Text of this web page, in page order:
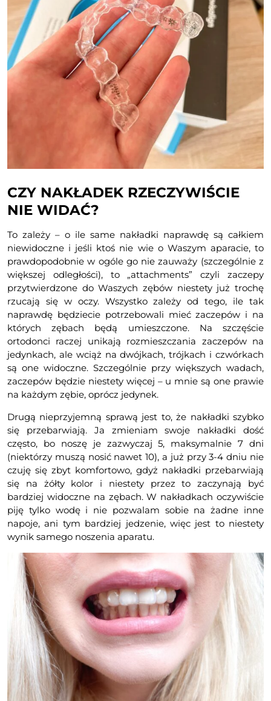
CZY NAKŁADEK RZECZYWIŚCIE
NIE WIDAĆ?
To zależy – o ile same nakładki naprawdę są całkiem
niewidoczne i jeśli ktoś nie wie o Waszym aparacie, to
prawdopodobnie w ogóle go nie zauważy (szczególnie z
większej odległości), to „attachments” czyli zaczepy
przytwierdzone do Waszych zębów niestety już trochę
rzucają się w oczy. Wszystko zależy od tego, ile tak
naprawdę będziecie potrzebowali mieć zaczepów i na
których zębach będą umieszczone. Na szczęście
ortodonci raczej unikają rozmieszczania zaczepów na
jedynkach, ale wciąż na dwójkach, trójkach i czwórkach
są one widoczne. Szczególnie przy większych wadach,
zaczepów będzie niestety więcej – u mnie są one prawie
na każdym zębie, oprócz jedynek.
Drugą nieprzyjemną sprawą jest to, że nakładki szybko
się przebarwiają. Ja zmieniam swoje nakładki dość
często, bo noszę je zazwyczaj 5, maksymalnie 7 dni
(niektórzy muszą nosić nawet 10), a już przy 3-4 dniu nie
czuję się zbyt komfortowo, gdyż nakładki przebarwiają
się na żółty kolor i niestety przez to zaczynają być
bardziej widoczne na zębach. W nakładkach oczywiście
piję tylko wodę i nie pozwalam sobie na żadne inne
napoje, ani tym bardziej jedzenie, więc jest to niestety
wynik samego noszenia aparatu.